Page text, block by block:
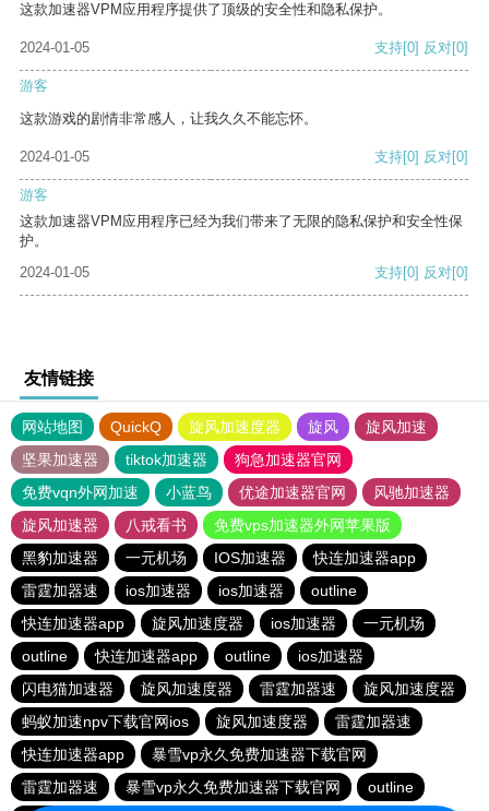
这款加速器VPM应用程序提供了顶级的安全性和隐私保护。
2024-01-05 支持[0] 反对[0]
游客
这款游戏的剧情非常感人，让我久久不能忘怀。
2024-01-05 支持[0] 反对[0]
游客
这款加速器VPM应用程序已经为我们带来了无限的隐私保护和安全性保
护。
2024-01-05
支持[0] 反对[0]
友情链接
网站地图 QuickQ 旋风加速度器 旋风
旋风加速
坚果加速器
tiktok加速器
狗急加速器官网
免费vqn外网加速
小蓝鸟 优途加速器官网
风驰加速器
旋风加速器
八戒看书
免费vps加速器外网苹果版
黑豹加速器
一元机场 IOS加速器
快连加速器app
雷霆加器速
ios加速器 ios加速器
outline
快连加速器app
旋风加速度器 ios加速器
一元机场
outline
快连加速器app outline
ios加速器
闪电猫加速器
旋风加速度器 雷霆加器速
旋风加速度器
蚂蚁加速npv下载官网ios
旋风加速度器
雷霆加器速
快连加速器app
暴雪vp永久免费加速器下载官网
雷霆加器速
暴雪vp永久免费加速器下载官网 outline